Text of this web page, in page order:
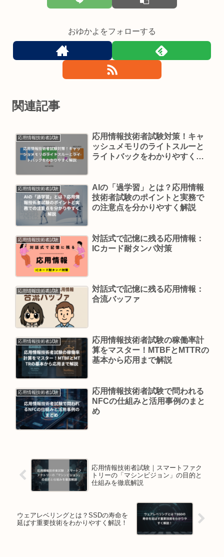
おゆかよをフォローする
関連記事
応用情報技術者試験
応用情報技術者試験対策！キャ
ッシュメモリのライトスルーと
ライトバックをわかりやすく解
応用情報技術者試験
AIの「過学習」とは？応用情報
技術者試験のポイントと実務で
の注意点を分かりやすく解説
応用情報技術者試験
対話式で記憶に残る応用情報：
ICカード耐タンパ対策
応用情報技術者試験
対話式で記憶に残る応用情報：
合流バッファ
応用情報技術者試験
応用情報技術者試験の稼働率計
算をマスター！MTBFとMTTRの
基本から応用まで解説
応用情報技術者試験
応用情報技術者試験で問われる
NFCの仕組みと活用事例のまと
め
応用情報技術者試験｜スマートファク
トリーの「マシンビジョン」の目的と
仕組みを徹底解説
ウェアレベリングとは？SSDの寿命を
延ばす重要技術をわかりやすく解説！